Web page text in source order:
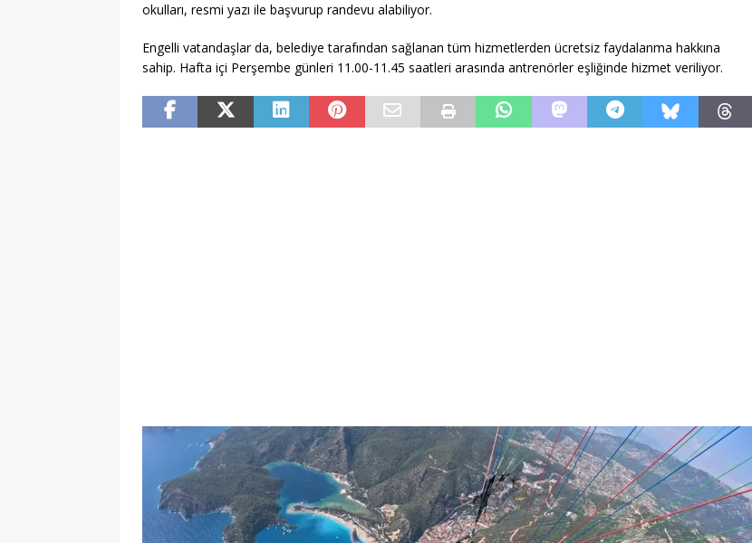
okulları, resmi yazı ile başvurup randevu alabiliyor.
Engelli vatandaşlar da, belediye tarafından sağlanan tüm hizmetlerden ücretsiz faydalanma hakkına
sahip. Hafta içi Perşembe günleri 11.00-11.45 saatleri arasında antrenörler eşliğinde hizmet veriliyor.